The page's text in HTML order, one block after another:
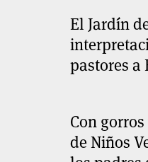
El Jardín
pastores a
Con
de Niños